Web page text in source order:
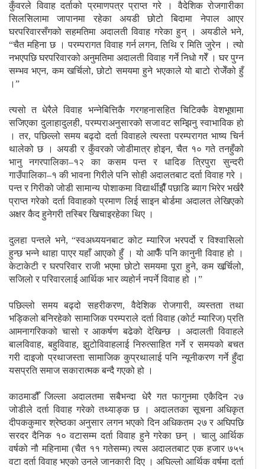
कुँवरले विवाह दर्ताको प्रमाणपत्र प्राप्त गरे । वैदेशिक रोजगारीका
सिलसिलामा जापानमा रहेका अयडी छोटो बिदामा नेपाल आएर
घरपरिवारसँगको सहमतिमा अदालती विवाह गरेका हुन् । अयडीले भने,
“चैत महिना छ । परम्परागत विवाह गर्न लगन, तिथि र मिति जुरेन । त्यो
नभएपछि घरपरिवारको अनुमतिमा अदालती विवाह गर्ने निधो गरेँ । घर पुग्न
सम्भव भएन, कम खर्चिलो, छोटो समयमा हुने भएकाले यो बाटो रोजेँको हुँ
।”
त्यसो त धेरैले विवाह भन्नेबित्तिकै गरगहनासहित चिटिक्कै वेशभूषामा
सजिएका दुलाहादुलही, परम्पराअनुसारको सजावट सम्झिनु स्वाभाविक हो
। तर, पछिल्लो समय बढ्दो दर्ता विवाहले त्यस्ता परम्परागत भाष्य चिर्न
थालेको छ । अयडी र कुँवरको जोडीमात्र होइन, चैत १० गते तनहुँको
भानु नगरपालिका–१२ का कसम पन्त र धादिङ त्रिपुरा सुन्दरी
गाउँपालिका–१ की भावना गिरीले पनि सोही अदालतबाट दर्ता विवाह गरे ।
पन्त र गिरीको जोडी सामान्य पोशाकमा विद्यार्थीझैँ पछाडि ब्याग भिरेर भर्खरै
प्राप्त गरेको दर्ता विवाहको प्रमाण लिई साइन बोर्डमा अदालत लेखिएको
अक्षर कैद हुनेगरी तस्बिर खिचाइरहेका थिए ।
दुलहा पन्तले भने, “स्वअध्ययनबाट कोट म्यारिज भरपर्दो र विश्वासिलो
हुन्छ भन्ने थाहा पाएर यहाँ आएको हुँ । यो आफैँ पनि कानुनी विवाह हो ।
केटाकेटी र घरपरिवार राजी भएमा छोटो समयमा पूरा हुने, कम खर्र्चिलो,
सजिलो र परिवारलाई आर्थिक भार व्यहोर्न नपर्ने विवाह हो ।”
पछिल्लो समय बढ्दो सहरीकरण, वैदेशिक रोजगारी, व्यस्तता तथा
भड्किलो बनिरहेको सामाजिक परम्पराले दर्ता विवाह (कोर्ट म्यारिज) प्रति
आमनागरिकको चासो र आकर्षण बढेको देखिन्छ । अदालती विवाहले
बालविवाह, बहुविवाह, झुटोविवाहलाई निरुत्साहित गर्ने र समयको बचत
गरी दाइजो प्रथाजस्ता सामाजिक कुप्रथालाई पनि न्यूनीकरण गर्ने हुँदा
यसप्रति समाज सकारात्मक बन्दै गएको हो ।
काठमाडौँ जिल्ला अदालतमा सबैभन्दा धेरै गत फागुनमा एकैदिन २७
जोडीले दर्ता विवाह गरेको तथ्याङ्क छ । अदालतका सूचना अधिकृत
दीपककुमार श्रेष्ठका अनुसार लगन भएको दिन अधिकतम २७ र अघिपछि
सरदर दैनिक १० वटासम्म दर्ता विवाह हुने गरेका छन् । चालु आर्थिक
वर्षको नौ महिनामा (चैत ११ गतेसम्म) त्यस अदालतबाट एक हजार ७५५
वटा दर्ता विवाह भएको उनले जानकारी दिए । अघिल्लो आर्थिक वर्षमा दर्ता